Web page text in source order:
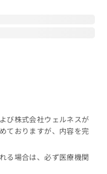
び株式会社ウェルネスが
ておりますが、内容を完
る場合は、必ず医療機関